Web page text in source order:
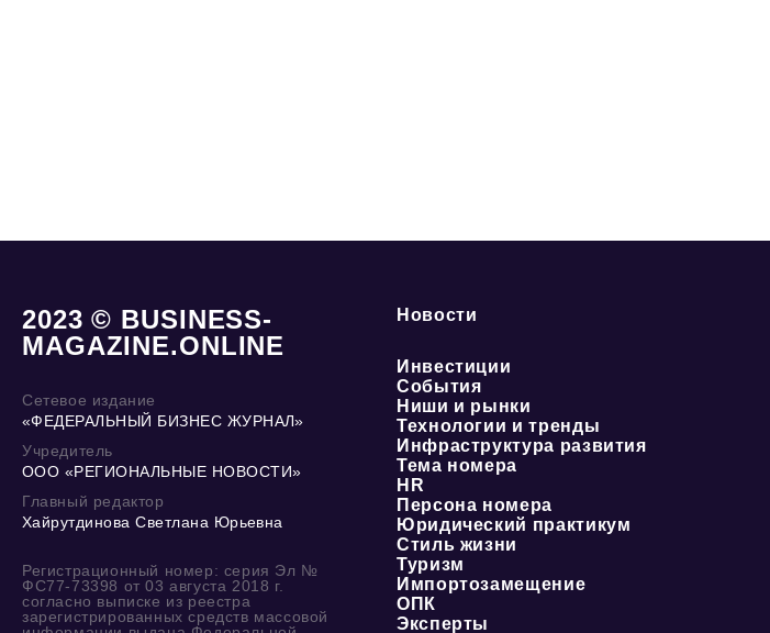
2023 © BUSINESS-
MAGAZINE.ONLINE
Сетевое издание
«ФЕДЕРАЛЬНЫЙ БИЗНЕС ЖУРНАЛ»
Учредитель
ООО «РЕГИОНАЛЬНЫЕ НОВОСТИ»
Главный редактор
Хайрутдинова Светлана Юрьевна
Регистрационный номер: серия Эл №
ФС77-73398 от 03 августа 2018 г.
согласно выписке из реестра
зарегистрированных средств массовой
Новости
Инвестиции
События
Ниши и рынки
Технологии и тренды
Инфраструктура развития
Тема номера
HR
Персона номера
Юридический практикум
Стиль жизни
Туризм
Импортозамещение
ОПК
Эксперты